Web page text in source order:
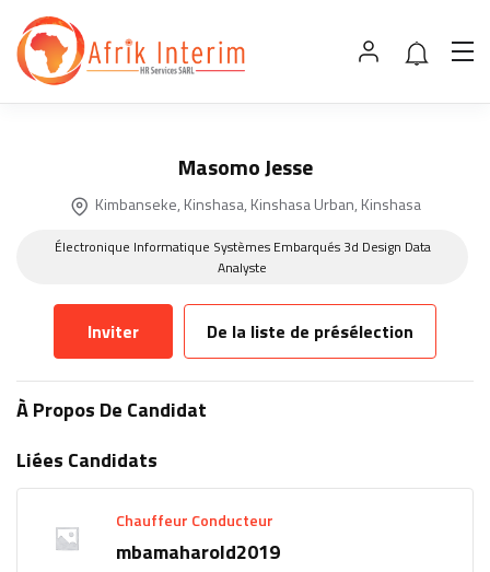
Masomo Jesse
Kimbanseke, Kinshasa, Kinshasa Urban, Kinshasa
Électronique Informatique Systèmes Embarqués 3d Design Data
Analyste
Inviter De la liste de présélection
À Propos De Candidat
Liées Candidats
Chauffeur Conducteur
mbamaharold2019